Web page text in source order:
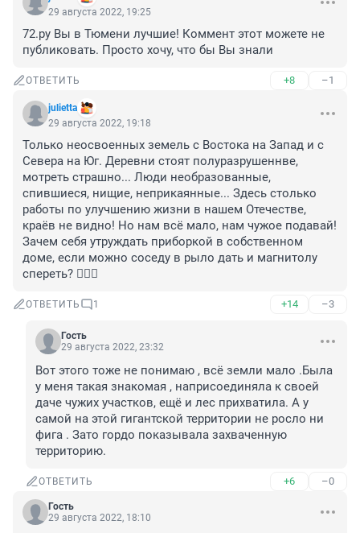
29 августа 2022, 19:25
72.ру Вы в Тюмени лучшие! Коммент этот можете не
публиковать. Просто хочу, что бы Вы знали
ОТВЕТИТЬ +8 –1
julietta
29 августа 2022, 19:18
Только неосвоенных земель с Востока на Запад и с
Севера на Юг. Деревни стоят полуразрушеннве,
мотреть страшно... Люди необразованные,
спившиеся, нищие, неприкаянные... Здесь столько
работы по улучшению жизни в нашем Отечестве,
краёв не видно! Но нам всё мало, нам чужое подавай!
Зачем себя утруждать приборкой в собственном
доме, если можно соседу в рыло дать и магнитолу
спереть? 🤦🏻‍♀️
ОТВЕТИТЬ 1 +14 –3
Гость
29 августа 2022, 23:32
Вот этого тоже не понимаю , всё земли мало .Была
у меня такая знакомая , наприсоединяла к своей
даче чужих участков, ещё и лес прихватила. А у
самой на этой гигантской территории не росло ни
фига . Зато гордо показывала захваченную
территорию.
ОТВЕТИТЬ +6 –0
Гость
29 августа 2022, 18:10